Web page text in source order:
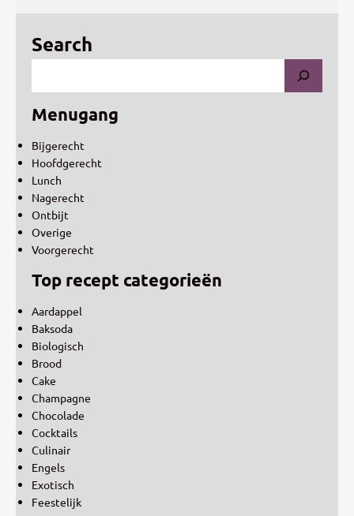
Search
Menugang
Bijgerecht
Hoofdgerecht
Lunch
Nagerecht
Ontbijt
Overige
Voorgerecht
Top recept categorieën
Aardappel
Baksoda
Biologisch
Brood
Cake
Champagne
Chocolade
Cocktails
Culinair
Engels
Exotisch
Feestelijk